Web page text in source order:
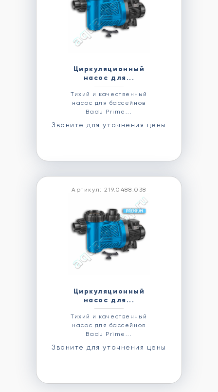
Циркуляционный
насос для...
Тихий и качественный
насос для бассейнов
Badu Prime...
Звоните для уточнения цены
Артикул: 219.0488.038
Циркуляционный
насос для...
Тихий и качественный
насос для бассейнов
Badu Prime...
Звоните для уточнения цены